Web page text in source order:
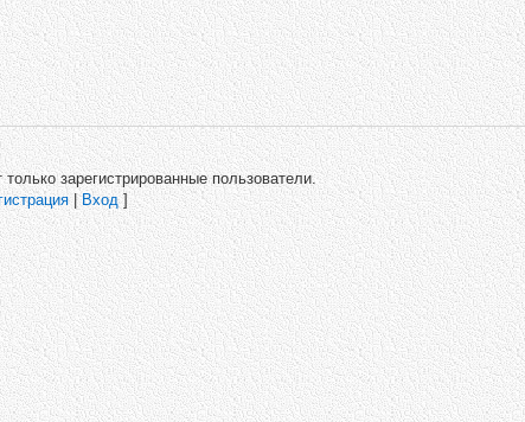
зарегистрированные пользователи.
|Вход]